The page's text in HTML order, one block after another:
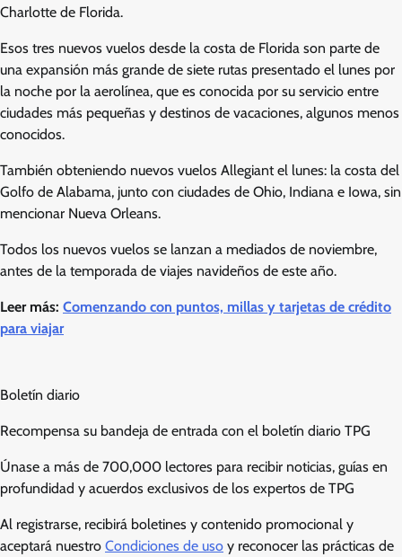
Charlotte de Florida.
Esos tres nuevos vuelos desde la costa de Florida son parte de
una expansión más grande de siete rutas presentado el lunes por
la noche por la aerolínea, que es conocida por su servicio entre
ciudades más pequeñas y destinos de vacaciones, algunos menos
conocidos.
También obteniendo nuevos vuelos Allegiant el lunes: la costa del
Golfo de Alabama, junto con ciudades de Ohio, Indiana e Iowa, sin
mencionar Nueva Orleans.
Todos los nuevos vuelos se lanzan a mediados de noviembre,
antes de la temporada de viajes navideños de este año.
Leer más: Comenzando con puntos, millas y tarjetas de crédito
para viajar
Boletín diario
Recompensa su bandeja de entrada con el boletín diario TPG
Únase a más de 700,000 lectores para recibir noticias, guías en
profundidad y acuerdos exclusivos de los expertos de TPG
Al registrarse, recibirá boletines y contenido promocional y
aceptará nuestro Condiciones de uso y reconocer las prácticas de